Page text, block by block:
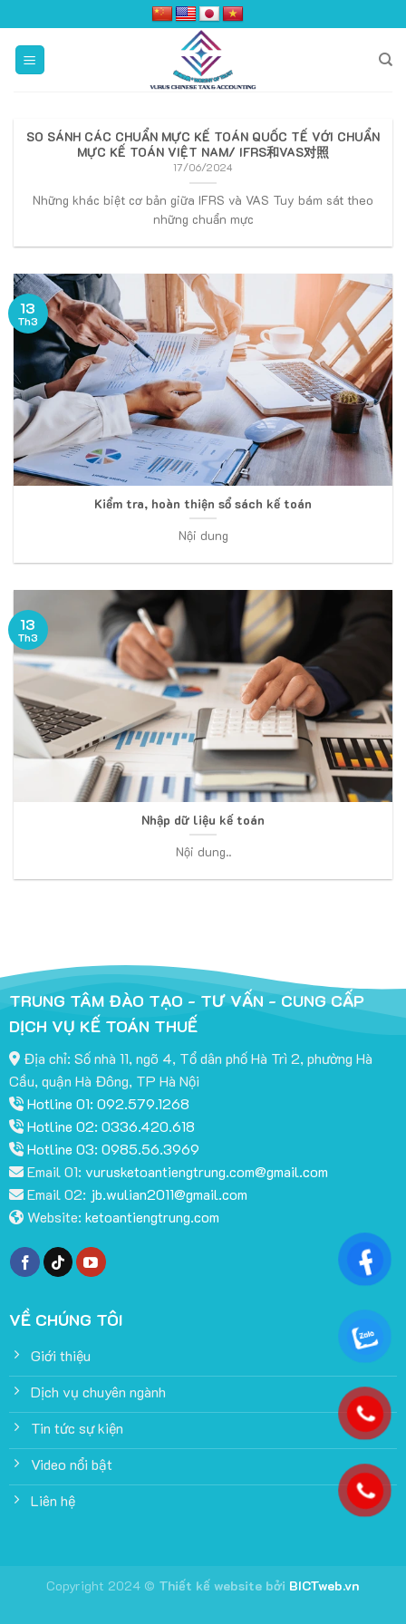
to
content
SO SÁNH CÁC CHUẨN MỰC KẾ TOÁN QUỐC TẾ VỚI CHUẨN
MỰC KẾ TOÁN VIỆT NAM/ IFRS和VAS对照
17/06/2024
Những khác biệt cơ bản giữa IFRS và VAS Tuy bám sát theo
những chuẩn mực
Kiểm tra, hoàn thiện sổ sách kế toán
Nội dung
13
Th3
Nhập dữ liệu kế toán
Nội dung..
13
Th3
TRUNG TÂM ĐÀO TẠO - TƯ VẤN - CUNG CẤP
DỊCH VỤ KẾ TOÁN THUẾ
Địa chỉ: Số nhà 11, ngõ 4, Tổ dân phố Hà Trì 2, phường Hà
Cầu, quận Hà Đông, TP Hà Nội
Hotline 01: 092.579.1268
Hotline 02: 0336.420.618
Hotline 03: 0985.56.3969
Email 01: vurusketoantiengtrung.com@gmail.com
Email 02: jb.wulian2011@gmail.com
Website: ketoantiengtrung.com
VỀ CHÚNG TÔI
Giới thiệu
Dịch vụ chuyên ngành
Tin tức sự kiện
Video nổi bật
Liên hệ
Copyright 2024 © Thiết kế website bởi BICTweb.vn